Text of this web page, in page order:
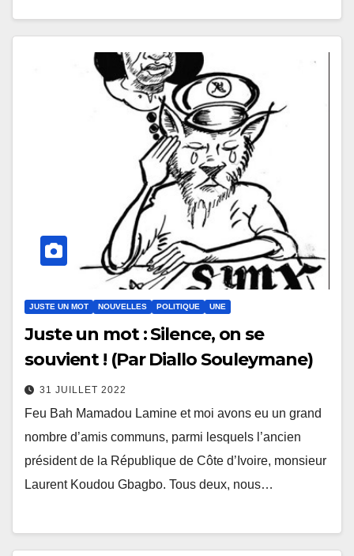
JUSTE UN MOT NOUVELLES POLITIQUE UNE
Juste un mot : Silence, on se
souvient ! (Par Diallo Souleymane)
31 JUILLET 2022
Feu Bah Mamadou Lamine et moi avons eu un grand
nombre d’amis communs, parmi lesquels l’ancien
président de la République de Côte d’Ivoire, monsieur
Laurent Koudou Gbagbo. Tous deux, nous…